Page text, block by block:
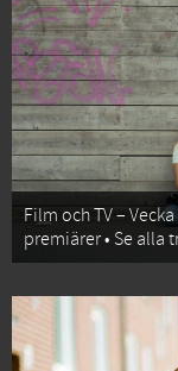
Film och TV –
premiärer • Se alla